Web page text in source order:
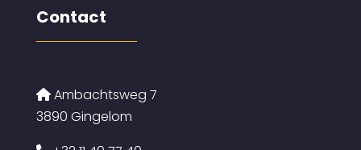
Contact
Ambachtsweg 7
3890 Gingelom